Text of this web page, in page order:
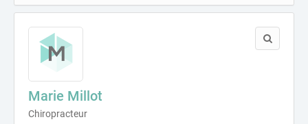
Marie Millot
Chiropracteur